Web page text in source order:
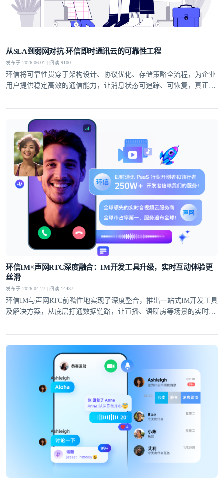
从SLA到弱网对抗-环信即时通讯云的可靠性工程
发布于 2026-06-01 | 阅读 9100
环信将可靠性贯穿于架构设计、协议优化、存储策略全流程，为企业
用户提供稳定高效的通信能力，让消息状态可追踪、可恢复，真正实
环信IM×声网RTC深度融合：IM开发工具升级，实时互动体验更
丝滑
发布于 2026-04-27 | 阅读 14437
环信IM与声网RTC前瞻性地实现了深度整合，推出一站式IM开发工具
及解决方案，从底层打通数据链路，让直播、语聊房等场景的实时互
我已阅读并同意 通讯云服务条款和 通讯云隐私政策
提交
不了，谢谢
登录客服云